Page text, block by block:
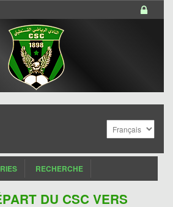
RECHERCHE
DU CSC VERS